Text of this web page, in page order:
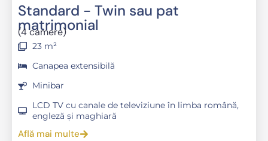
Standard - Twin sau pat
matrimonial
(4 camere)
23 m²
Canapea extensibilă
Minibar
LCD TV cu canale de televiziune în limba română,
engleză și maghiară
Află mai multe